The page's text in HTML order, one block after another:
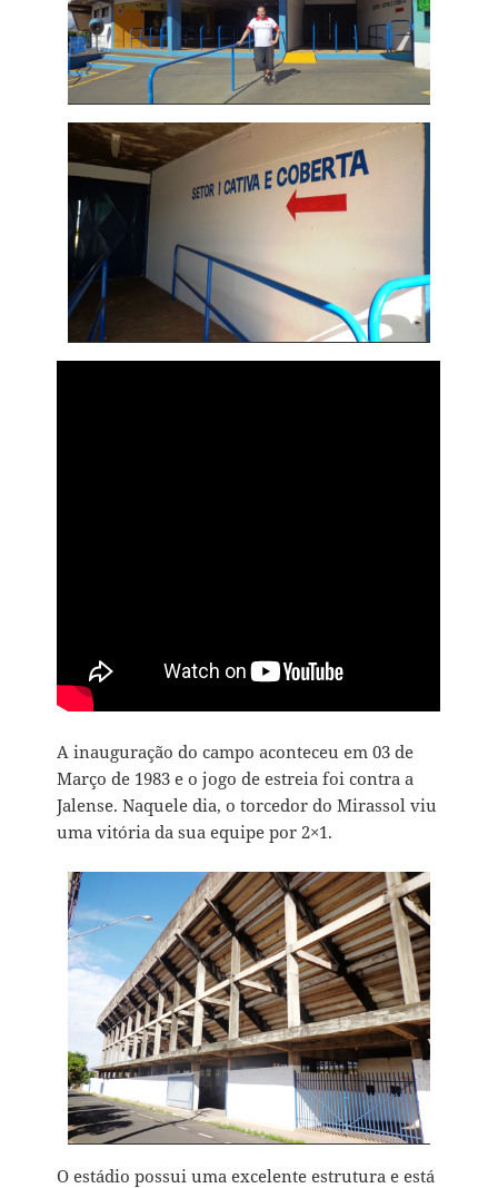
A inauguração do campo aconteceu em 03 de
Março de 1983 e o jogo de estreia foi contra a
Jalense. Naquele dia, o torcedor do Mirassol viu
uma vitória da sua equipe por 2×1.
O estádio possui uma excelente estrutura e está